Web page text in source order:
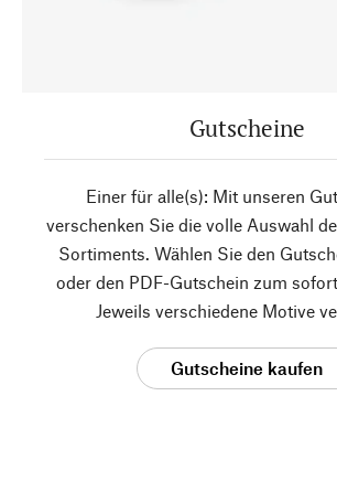
Gutscheine
Einer für alle(s): Mit unseren
verschenken Sie die volle Auswahl
Sortiments. Wählen Sie den
oder den PDF-Gutschein zum
Jeweils verschiedene Motive
Gutscheine kaufen